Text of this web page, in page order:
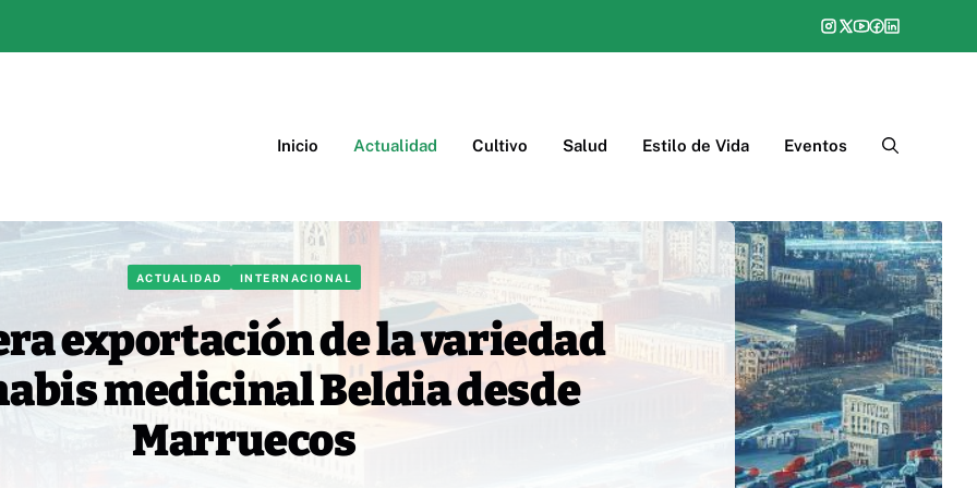
Inicio Actualidad Cultivo Salud Estilo de Vida Eventos
ACTUALIDAD INTERNACIONAL
exportación de la variedad
medicinal Beldia desde
Marruecos